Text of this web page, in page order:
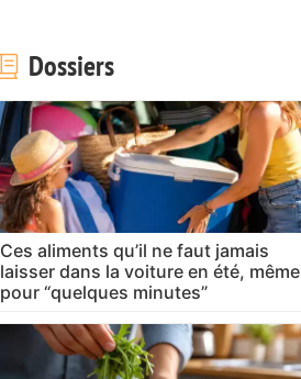
Dossiers
Ces aliments qu’il ne faut jamais
laisser dans la voiture en été, même
pour “quelques minutes”